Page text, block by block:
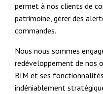
permet à nos clients de
patrimoine, gérer des
commandes.
Nous nous sommes
redéveloppement de nos
BIM et ses
indéniablement